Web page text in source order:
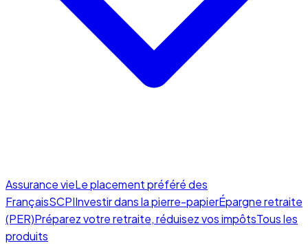
Assurance vieLe placement préféré des
FrançaisSCPIInvestir dans la pierre-papierÉpargne retraite
(PER)Préparez votre retraite, réduisez vos impôtsTous les
produits